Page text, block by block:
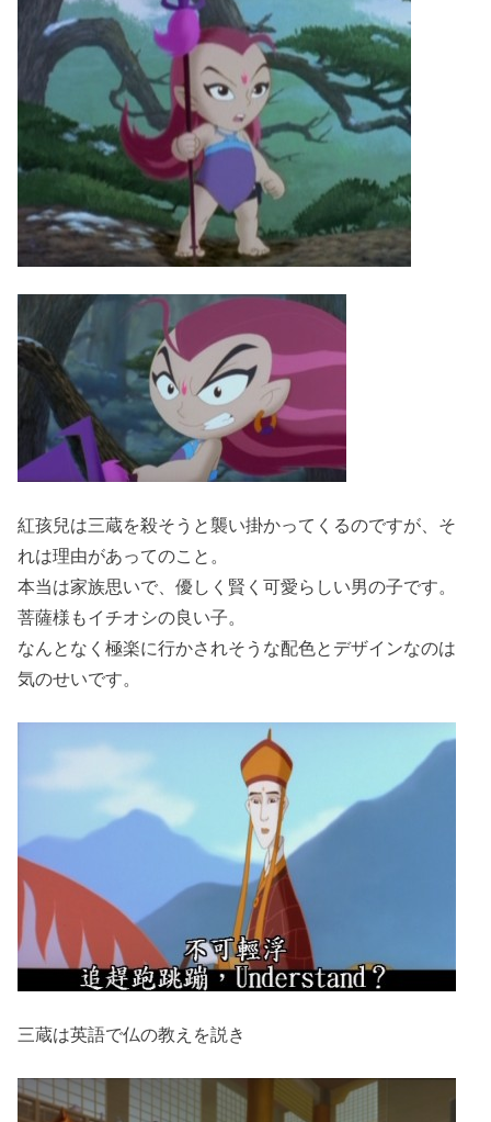
紅孩兒は三蔵を殺そうと襲い掛かってくるのですが、そ
れは理由があってのこと。
本当は家族思いで、優しく賢く可愛らしい男の子です。
菩薩様もイチオシの良い子。
なんとなく極楽に行かされそうな配色とデザインなのは
気のせいです。
三蔵は英語で仏の教えを説き